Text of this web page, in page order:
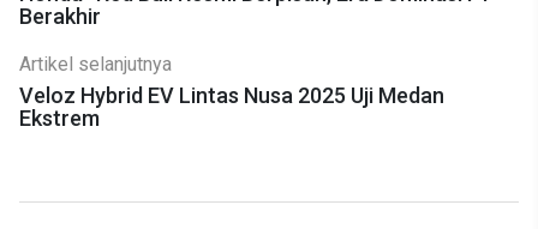
Berakhir
Artikel selanjutnya
Veloz Hybrid EV Lintas Nusa 2025 Uji Medan
Ekstrem